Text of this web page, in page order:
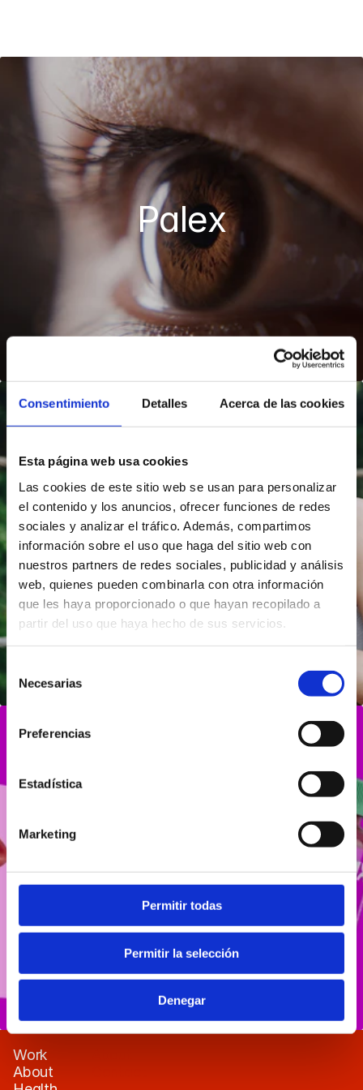
Consentimiento Detalles Acerca de las cookies
Esta página web usa cookies
Las cookies de este sitio web se usan para personalizar
el contenido y los anuncios, ofrecer funciones de redes
sociales y analizar el tráfico. Además, compartimos
información sobre el uso que haga del sitio web con
nuestros partners de redes sociales, publicidad y análisis
web, quienes pueden combinarla con otra información
que les haya proporcionado o que hayan recopilado a
partir del uso que haya hecho de sus servicios.
de
consentimiento
Necesarias
Preferencias
Estadística
Marketing
Permitir todas
Permitir la selección
Denegar
Palex
Dentaid
Triptomax
Work
About